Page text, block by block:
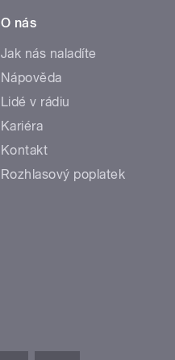
O nás
Jak nás naladíte
Nápověda
Lidé v rádiu
Kariéra
Kontakt
Rozhlasový poplatek